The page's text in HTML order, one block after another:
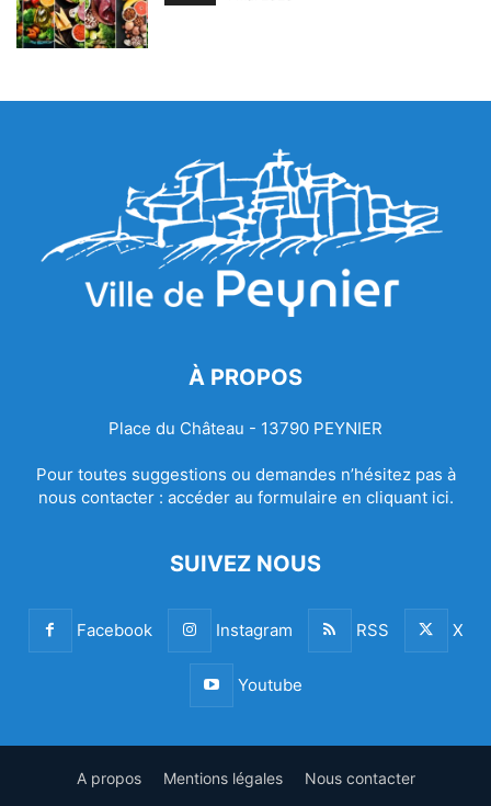
À PROPOS
Place du Château - 13790 PEYNIER
Pour toutes suggestions ou demandes n’hésitez pas à
nous contacter : accéder au formulaire en cliquant ici.
SUIVEZ NOUS
Facebook Instagram RSS X
Youtube
A propos Mentions légales Nous contacter